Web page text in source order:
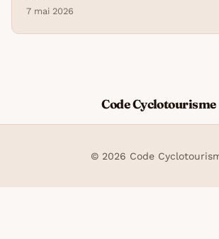
7 mai 2026
Code Cyclotourisme
© 2026 Code